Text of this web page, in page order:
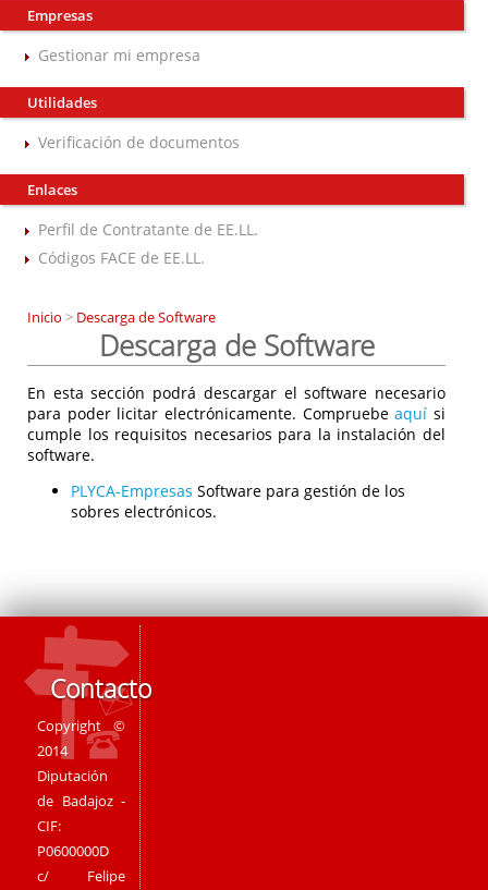
Empresas
Gestionar mi empresa
Utilidades
Verificación de documentos
Enlaces
Perfil de Contratante de EE.LL.
Códigos FACE de EE.LL.
Inicio > Descarga de Software
Descarga de Software
En esta sección podrá descargar el software necesario
para poder licitar electrónicamente. Compruebeaquí si
cumple los requisitos necesarios para la instalación del
software.
PLYCA-Empresas Software para gestión de los
sobres electrónicos.
Contacto
Copyright ©
2014
Diputación
de Badajoz -
CIF:
P0600000D
c/ Felipe